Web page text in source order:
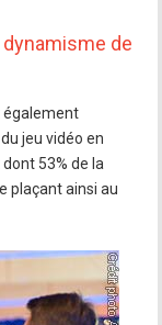
de
également
jeu vidéo en
53% de la
plaçant ainsi au